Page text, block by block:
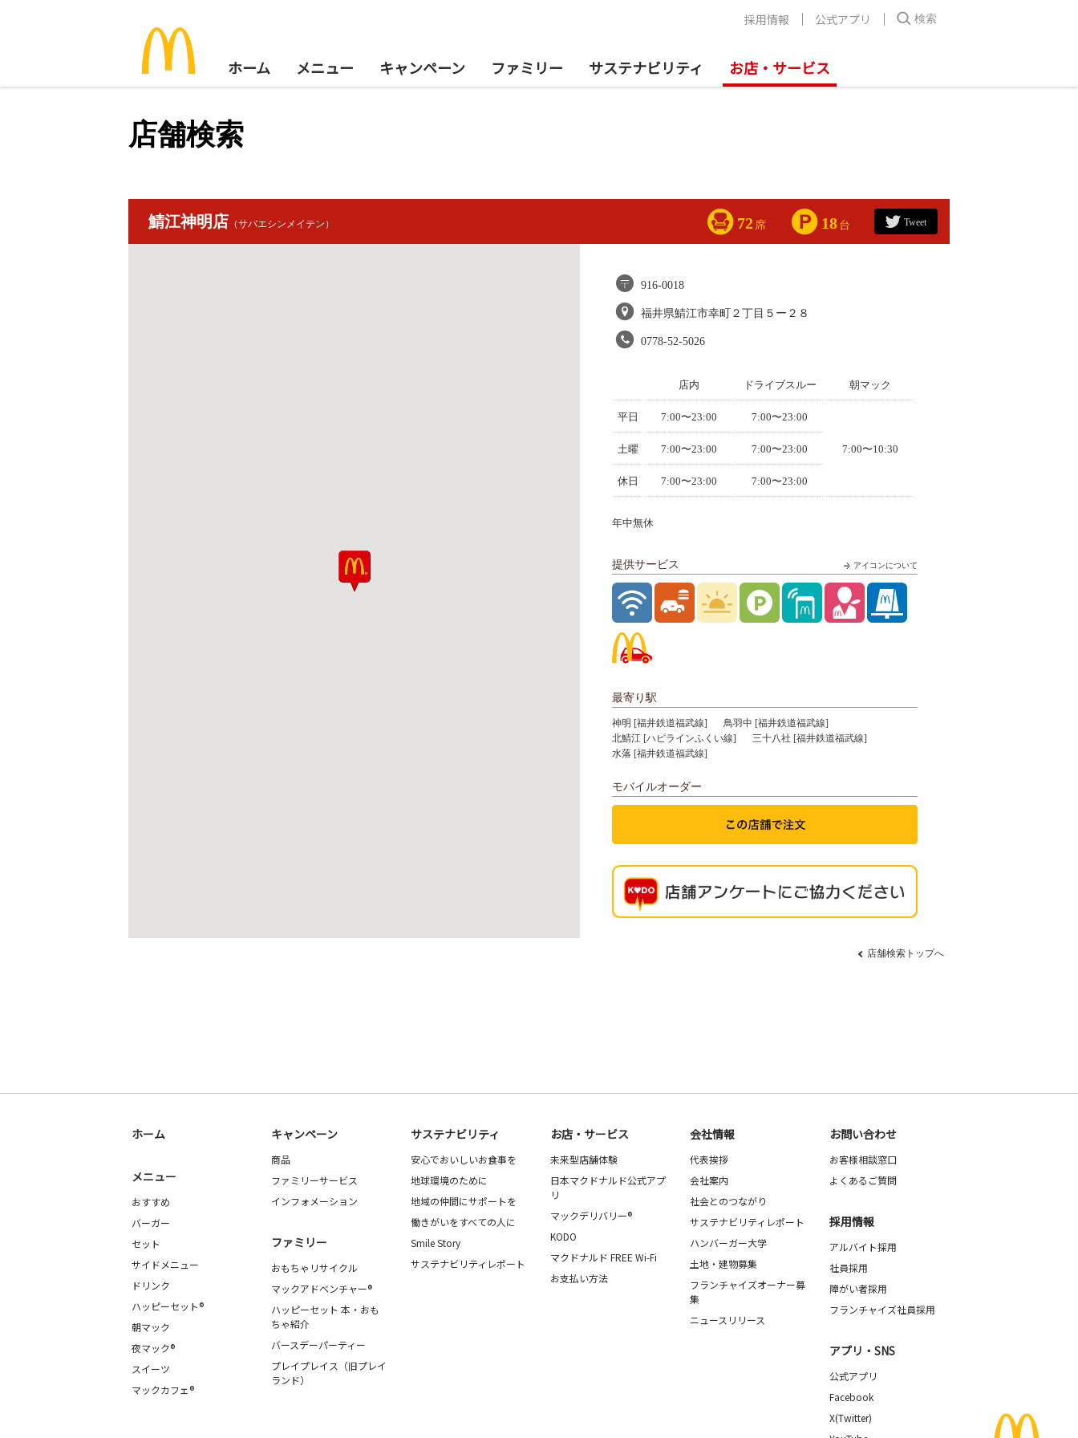
ホーム メニュー キャンペーン ファミリー サステナビリティ お店・サービス
採用情報 公式アプリ 検索
店舗検索
鯖江神明店 （サバエシンメイテン） 72 席 18 台 Tweet
916-0018
福井県鯖江市幸町２丁目５ー２８
0778-52-5026
店内 ドライブスルー 朝マック
平日 7:00〜23:00 7:00〜23:00
7:00〜10:30
土曜 7:00〜23:00 7:00〜23:00
休日 7:00〜23:00 7:00〜23:00
年中無休
アイコンについて
提供サービス
最寄り駅
神明 [福井鉄道福武線]
鳥羽中 [福井鉄道福武線]
北鯖江 [ハピラインふくい線]
三十八社 [福井鉄道福武線]
水落 [福井鉄道福武線]
モバイルオーダー
店舗検索トップへ
ホーム
メニュー
おすすめ
バーガー
セット
サイドメニュー
ドリンク
ハッピーセット®
朝マック
夜マック®
スイーツ
マックカフェ®
キャンペーン
商品
ファミリーサービス
インフォメーション
ファミリー
おもちゃリサイクル
マックアドベンチャー®
ハッピーセット 本・おも
ちゃ紹介
バースデーパーティー
プレイプレイス（旧プレイ
ランド）
サステナビリティ
安心でおいしいお食事を
地球環境のために
地域の仲間にサポートを
働きがいをすべての人に
Smile Story
サステナビリティレポート
お店・サービス
未来型店舗体験
日本マクドナルド公式アプ
リ
マックデリバリー®
KODO
マクドナルド FREE Wi-Fi
お支払い方法
会社情報
代表挨拶
会社案内
社会とのつながり
サステナビリティレポート
ハンバーガー大学
土地・建物募集
フランチャイズオーナー募
集
ニュースリリース
お問い合わせ
お客様相談窓口
よくあるご質問
採用情報
アルバイト採用
社員採用
障がい者採用
フランチャイズ社員採用
アプリ・SNS
公式アプリ
Facebook
X(Twitter)